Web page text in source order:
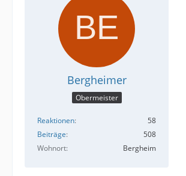
Bergheimer
Obermeister
Reaktionen
58
Beiträge
508
Wohnort
Bergheim